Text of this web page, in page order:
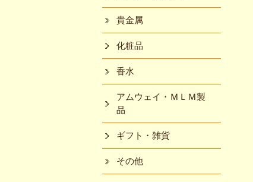
貴金属
化粧品
香水
アムウェイ・ＭＬＭ製
品
ギフト・雑貨
その他